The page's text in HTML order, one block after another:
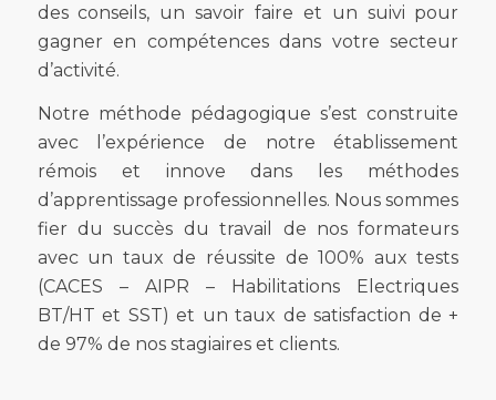
des conseils, un savoir faire et un suivi pour
gagner en compétences dans votre secteur
d’activité.
Notre méthode pédagogique s’est construite
avec l’expérience de notre établissement
rémois et innove dans les méthodes
d’apprentissage professionnelles. Nous sommes
fier du succès du travail de nos formateurs
avec un taux de réussite de 100% aux tests
(CACES – AIPR – Habilitations Electriques
BT/HT et SST) et un taux de satisfaction de +
de 97% de nos stagiaires et clients.